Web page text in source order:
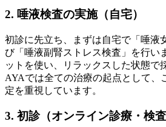
2. 唾液検査の実施（自宅）
初診に先立ち、まずは自宅で「唾液
び「唾液副腎ストレス検査」を行い
ットを使い、リラックスした状態で
AYAでは全ての治療の起点として、
定を重視しています。
3. 初診（オンライン診療・検査